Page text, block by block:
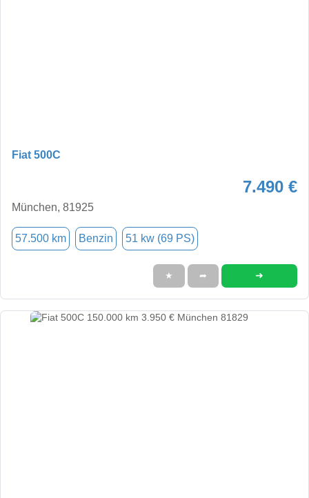
Fiat 500C
7.490 €
München, 81925
57.500 km Benzin 51 kw (69 PS)
★ ➦ ➜